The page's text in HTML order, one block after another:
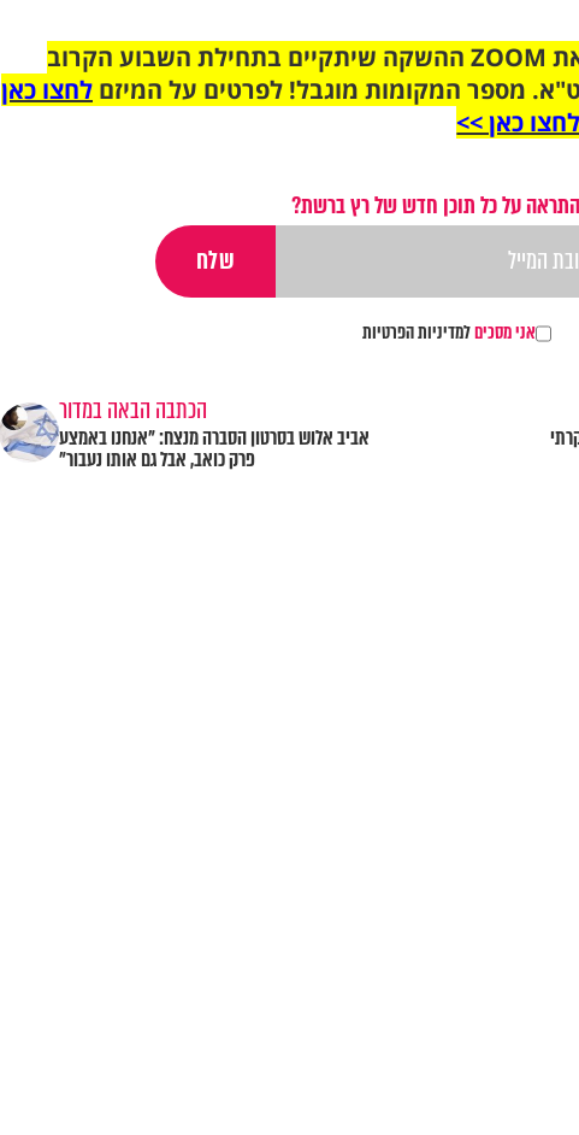
הצטרפו לקבוצת הוואטסאפ לקראת ZOOM ההשקה שיתקיים בתחילת השבוע הקרוב
מספר המקומות מוגבל! לפרטים על המיזם לחצו כאן
כאן >>
על כל תוכן חדש של רץ ברשת?
אני מסכיםלמדיניות הפרטיות
הכתבה הבאה במדור
אביב אלוש בסרטון הסברה מנצח: "אנחנו באמצע
פרק כואב, אבל גם אותו נעבור"